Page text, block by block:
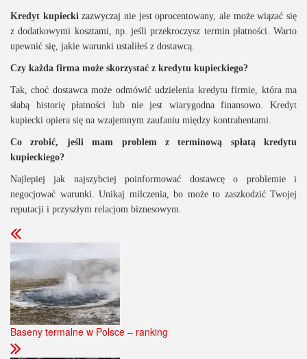
Kredyt kupieckizazwyczaj nie jest oprocentowany, ale może wiązać się
z dodatkowymi kosztami, np. jeśli przekroczysz termin płatności. Warto
upewnić się, jakie warunki ustaliłeś z dostawcą.
Czy każda firma może skorzystać z kredytu kupieckiego?
Tak, choć dostawca może odmówić udzielenia kredytu firmie, która ma
słabą historię płatności lub nie jest wiarygodna finansowo. Kredyt
kupiecki opiera się na wzajemnym zaufaniu między kontrahentami.
Co zrobić, jeśli mam problem z terminową spłatą kredytu
kupieckiego?
Najlepiej jak najszybciej poinformować dostawcę o problemie i
negocjować warunki. Unikaj milczenia, bo może to zaszkodzić Twojej
reputacji i przyszłym relacjom biznesowym.
Baseny termalne w Polsce – ranking